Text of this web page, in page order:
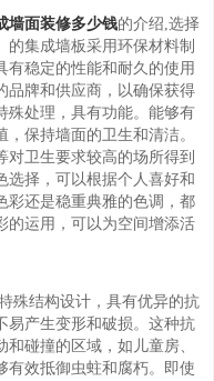
墙面装修多少钱的介绍,选择
的集成墙板采用环保材料制
有稳定的性能和耐久的使用
品牌和供应商，以确保获得
殊处理，具有功能。能够有
保持墙面的卫生和清洁。
卫生要求较高的场所得到
选择，可以根据个人喜好和
彩还是稳重典雅的色调，都
的运用，可以为空间增添活
殊结构设计，具有优异的抗
易产生变形和破损。这种抗
碰撞的区域，如儿童房、
有效抵御虫蛀和腐朽。即使